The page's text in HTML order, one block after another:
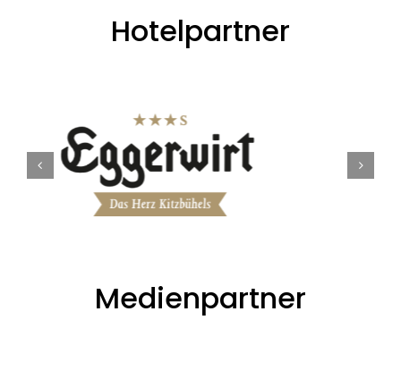
Hotelpartner
Medienpartner